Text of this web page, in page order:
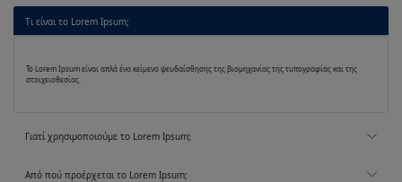
Τι είναι το Lorem Ipsum;
Το Lorem Ipsum είναι απλά ένα κείμενο ψευδαίσθησης της βιομηχανίας της τυπογραφίας και της
στοιχειοθεσίας.
Γιατί χρησιμοποιούμε το Lorem Ipsum;
Από πού προέρχεται το Lorem Ipsum;